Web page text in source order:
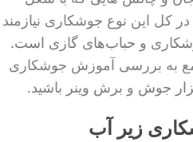
کل این نوع جوشکاری نیازمند
و حباب‌های گازی است.
به بررسی آموزش جوشکاری
جوش و برش وینر باشید.
زیر آب